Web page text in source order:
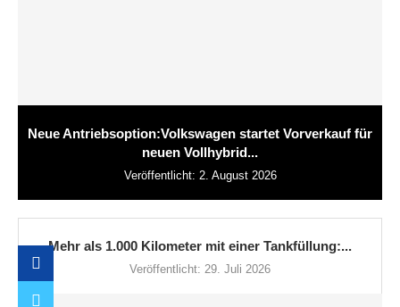
Neue Antriebsoption:Volkswagen startet Vorverkauf für
neuen Vollhybrid...
Veröffentlicht: 2. August 2026
Mehr als 1.000 Kilometer mit einer Tankfüllung:...
Veröffentlicht: 29. Juli 2026